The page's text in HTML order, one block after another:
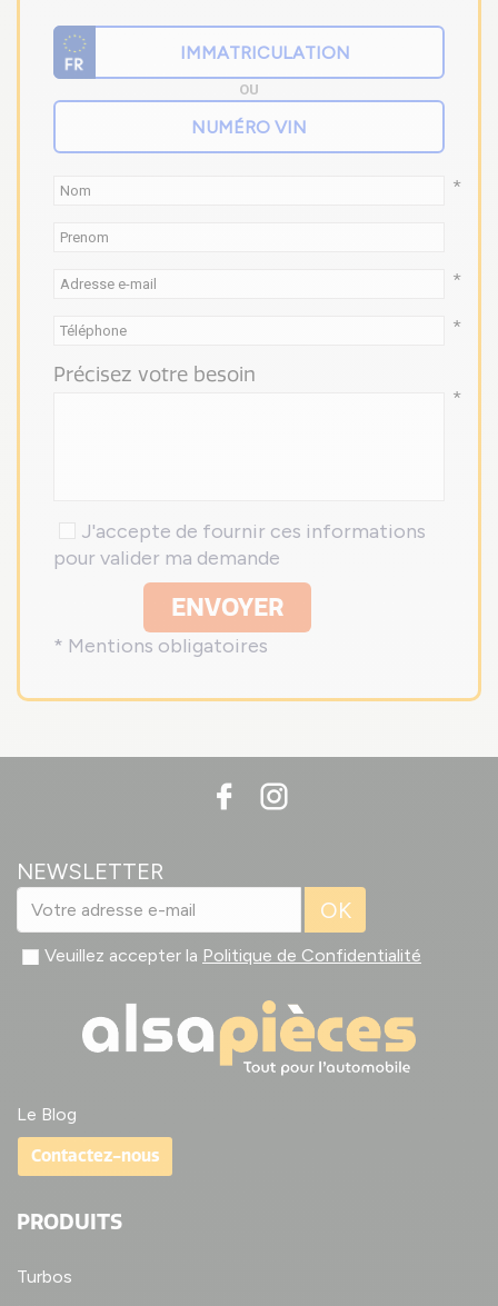
OU
*
*
*
Précisez votre besoin
*
J'accepte de fournir ces informations
pour valider ma demande
ENVOYER
* Mentions obligatoires
NEWSLETTER
OK
Veuillez accepter la Politique de Confidentialité
Le Blog
Contactez-nous
PRODUITS
Turbos